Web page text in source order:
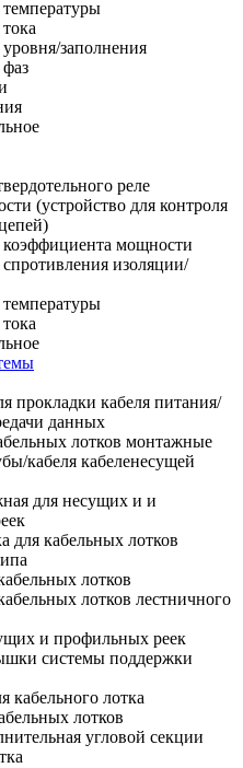
температуры
заполнения
реле
(устройство для контроля
коэффициента мощности
спротивления изоляции/
температуры
прокладки кабеля питания/
данных
лотков монтажные
кабеля кабеленесущей
для несущих и и
для кабельных лотков
лотков
лотков лестничного
и профильных реек
системы поддержки
кабельного лотка
лотков
угловой секции